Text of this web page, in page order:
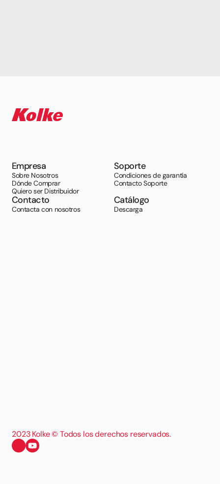
Empresa
Sobre Nosotros
Dónde Comprar
Quiero ser Distribuidor
Soporte
Condiciones de garantía
Contacto Soporte
Contacto
Contacta con nosotros
Catálogo
Descarga
2023 Kolke © Todos los derechos reservados.